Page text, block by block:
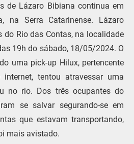
de Lázaro Bibiana continua em
na Serra Catarinense. Lázaro
do Rio das Contas, na localidade
19h do sábado, 18/05/2024. O
uma pick-up Hilux, pertencente
tentou atravessar uma
no rio. Dos três ocupantes do
se salvar segurando-se em
que estavam transportando,
mais avistado.